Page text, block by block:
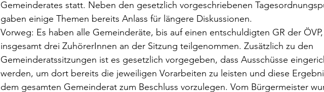
Gemeinderates statt. Neben den gesetzlich vorgeschriebenen
gaben einige Themen bereits Anlass für längere Diskussionen.
Vorweg: Es haben alle Gemeinderäte, bis auf einen entschuldigten GR der
insgesamt drei ZuhörerInnen an der Sitzung teilgenommen. Zusätzlich zu den
Gemeinderatssitzungen ist es gesetzlich vorgegeben, dass Ausschüsse
werden, um dort bereits die jeweiligen Vorarbeiten zu leisten und diese
dem gesamten Gemeinderat zum Beschluss vorzulegen. Vom Bürgermeister